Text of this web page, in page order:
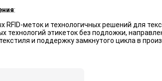
:
RFID-меток и технологичных решений для
технологий этикеток без подложки,
и поддержку замкнутого цикла в